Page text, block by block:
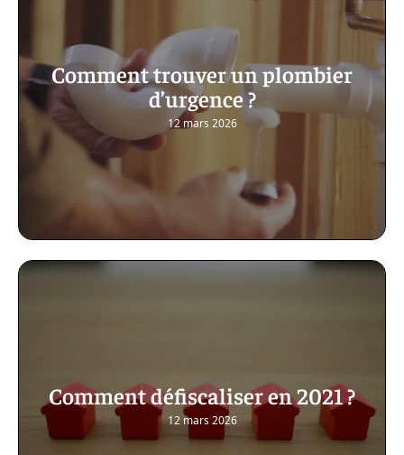
Comment trouver un plombier
d’urgence ?
12 mars 2026
Comment défiscaliser en 2021 ?
12 mars 2026